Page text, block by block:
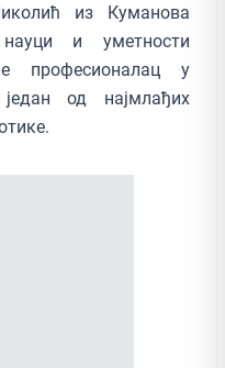
из Куманова
и уметности
професионалац у
од најмлађих